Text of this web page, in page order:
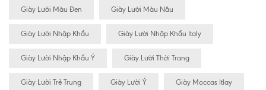
Giày Lười Màu Đen Giày Lười Màu Nâu
Giày Lười Nhập Khẩu Giày Lười Nhập Khẩu Italy
Giày Lười Nhập Khẩu Ý Giày Lười Thời Trang
Giày Lười Trẻ Trung Giày Lười Ý Giày Moccas Itlay